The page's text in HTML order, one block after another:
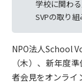
学校に関わ
SVPの取り
NPO法人School
（木）、新年度
者会見をオンライ